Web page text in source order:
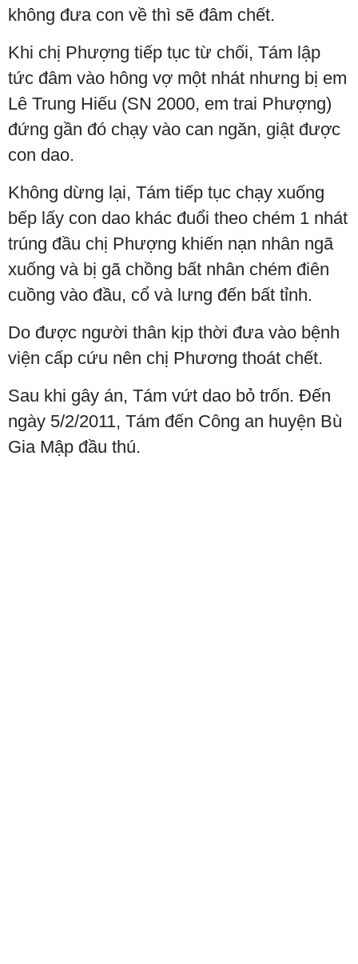
không đưa con về thì sẽ đâm chết.
Khi chị Phượng tiếp tục từ chối, Tám lập
tức đâm vào hông vợ một nhát nhưng bị em
Lê Trung Hiếu (SN 2000, em trai Phượng)
đứng gần đó chạy vào can ngăn, giật được
con dao.
Không dừng lại, Tám tiếp tục chạy xuống
bếp lấy con dao khác đuổi theo chém 1 nhát
trúng đầu chị Phượng khiến nạn nhân ngã
xuống và bị gã chồng bất nhân chém điên
cuồng vào đầu, cổ và lưng đến bất tỉnh.
Do được người thân kịp thời đưa vào bệnh
viện cấp cứu nên chị Phương thoát chết.
Sau khi gây án, Tám vứt dao bỏ trốn. Đến
ngày 5/2/2011, Tám đến Công an huyện Bù
Gia Mập đầu thú.